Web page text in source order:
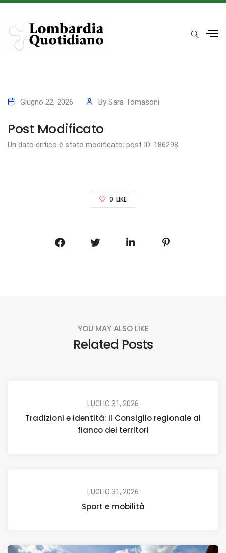
Giugno 22, 2026 By Sara Tomasoni
Post Modificato
Un dato critico è stato modificato: post ID: 186298
0 LIKE
YOU MAY ALSO LIKE
Related Posts
LUGLIO 31, 2026
Tradizioni e identità: il Consiglio regionale al
fianco dei territori
LUGLIO 31, 2026
Sport e mobilità